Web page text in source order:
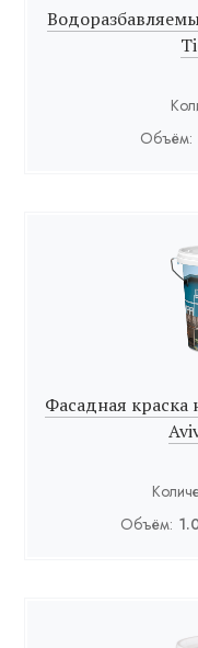
Объём:
Фасадная краска
Объём: